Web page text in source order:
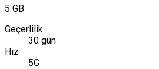
5 GB
Geçerlilik
30 gün
Hız
5G